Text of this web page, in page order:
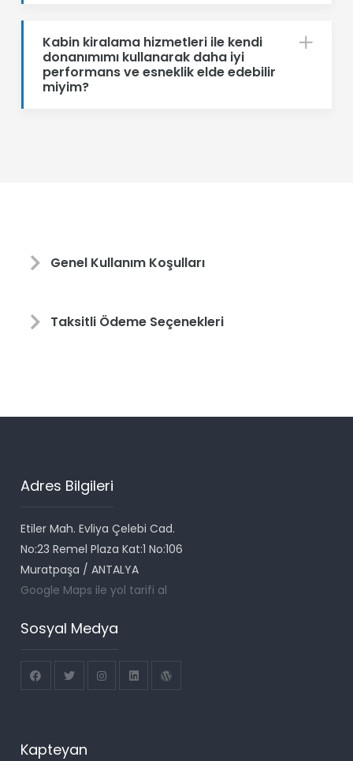
Kabin kiralama hizmetleri ile kendi
donanımımı kullanarak daha iyi
performans ve esneklik elde edebilir
miyim?
Genel Kullanım Koşulları
Taksitli Ödeme Seçenekleri
Adres Bilgileri
Etiler Mah. Evliya Çelebi Cad.
No:23 Remel Plaza Kat:1 No:106
Muratpaşa / ANTALYA
Google Maps ile yol tarifi al
Sosyal Medya
Kapteyan